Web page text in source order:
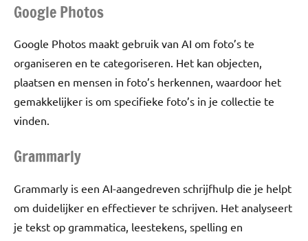
Google Photos
Google Photos maakt gebruik van AI om foto’s te
organiseren en te categoriseren. Het kan objecten,
plaatsen en mensen in foto’s herkennen, waardoor het
gemakkelijker is om specifieke foto’s in je collectie te
vinden.
Grammarly
Grammarly is een AI-aangedreven schrijfhulp die je helpt
om duidelijker en effectiever te schrijven. Het analyseert
je tekst op grammatica, leestekens, spelling en